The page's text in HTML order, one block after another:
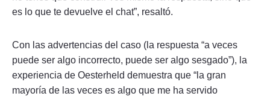
es lo que te devuelve el chat”, resaltó.
Con las advertencias del caso (la respuesta “a veces
puede ser algo incorrecto, puede ser algo sesgado”), la
experiencia de Oesterheld demuestra que “la gran
mayoría de las veces es algo que me ha servido